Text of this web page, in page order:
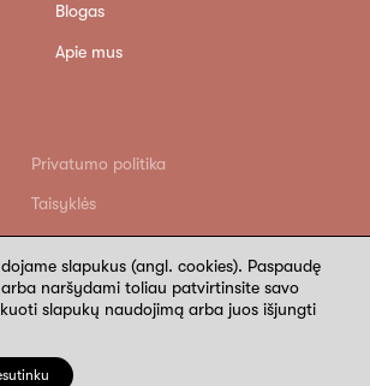
Blogas
Apie mus
Wide Wings. Visos teisės saugomos
Privatumo politika
Taisyklės
Grąžinimo sąlygos
Rekvizitai
slapukus (angl. cookies). Paspaudę
naršydami toliau patvirtinsite savo
slapukų naudojimą arba juos išjungti